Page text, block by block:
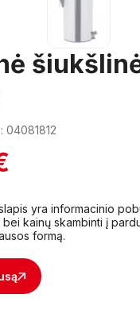
04081812
yra informacinio
kainų skambinti į
formą.